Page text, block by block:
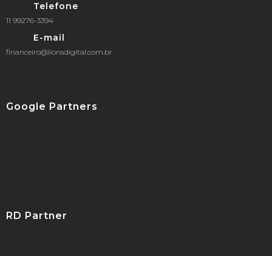
Telefone
11 99276-3394
E-mail
financeiro@lionsdigital.com.br
Google Partners
RD Partner